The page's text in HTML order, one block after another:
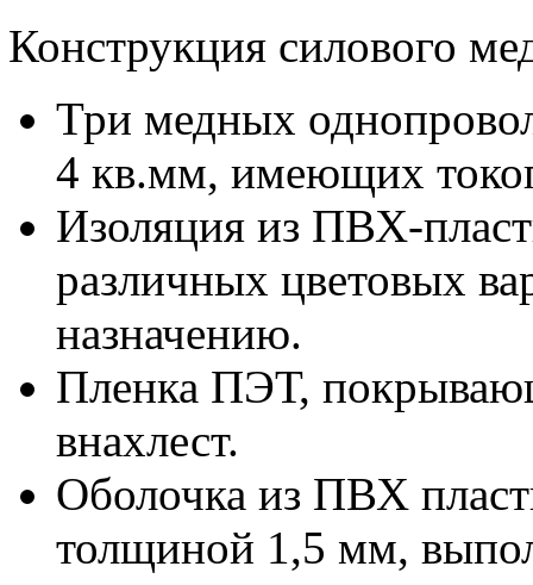
Конструкция силового
Три медных
4 кв.мм, имеющих
Изоляция из ПВХ-
различных цветовых
назначению.
Пленка ПЭТ,
внахлест.
Оболочка из ПВХ
толщиной 1,5 мм,